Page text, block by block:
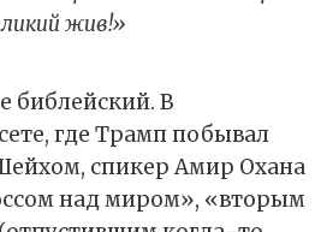
жив!»
библейский. В
где Трамп побывал
спикер Амир Охана
над миром», «вторым